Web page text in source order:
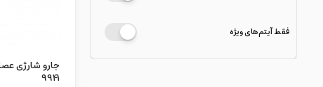
فقط آیتم‌های ویژه
جارو شارژی
9941